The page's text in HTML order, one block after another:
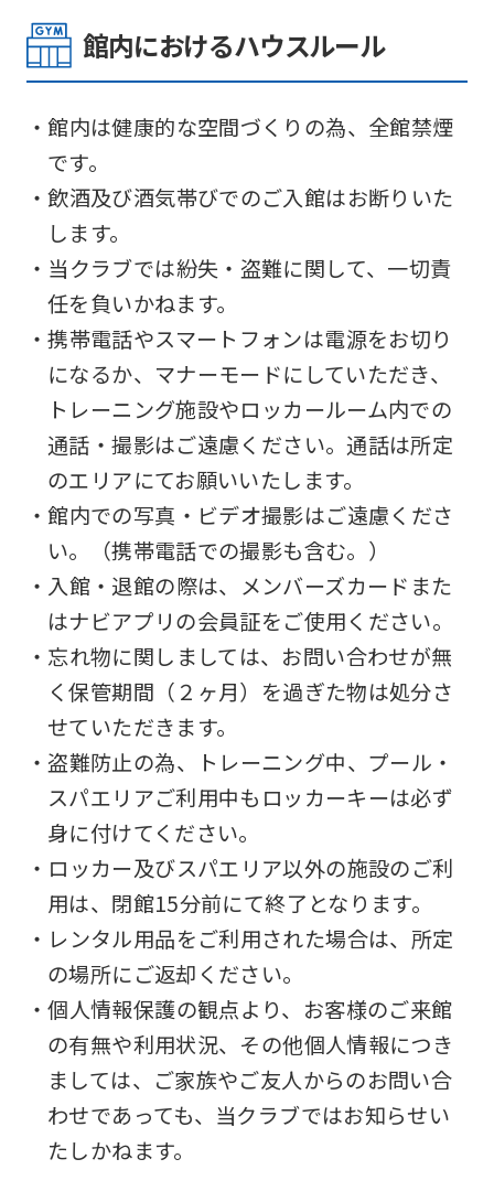
館内におけるハウスルール
・館内は健康的な空間づくりの為、全館禁煙
です。
・飲酒及び酒気帯びでのご入館はお断りいた
します。
・当クラブでは紛失・盗難に関して、一切責
任を負いかねます。
・携帯電話やスマートフォンは電源をお切り
になるか、マナーモードにしていただき、
トレーニング施設やロッカールーム内での
通話・撮影はご遠慮ください。通話は所定
のエリアにてお願いいたします。
・館内での写真・ビデオ撮影はご遠慮くださ
い。（携帯電話での撮影も含む。）
・入館・退館の際は、メンバーズカードまた
はナビアプリの会員証をご使用ください。
・忘れ物に関しましては、お問い合わせが無
く保管期間（２ヶ月）を過ぎた物は処分さ
せていただきます。
・盗難防止の為、トレーニング中、プール・
スパエリアご利用中もロッカーキーは必ず
身に付けてください。
・ロッカー及びスパエリア以外の施設のご利
用は、閉館15分前にて終了となります。
・レンタル用品をご利用された場合は、所定
の場所にご返却ください。
・個人情報保護の観点より、お客様のご来館
の有無や利用状況、その他個人情報につき
ましては、ご家族やご友人からのお問い合
わせであっても、当クラブではお知らせい
たしかねます。